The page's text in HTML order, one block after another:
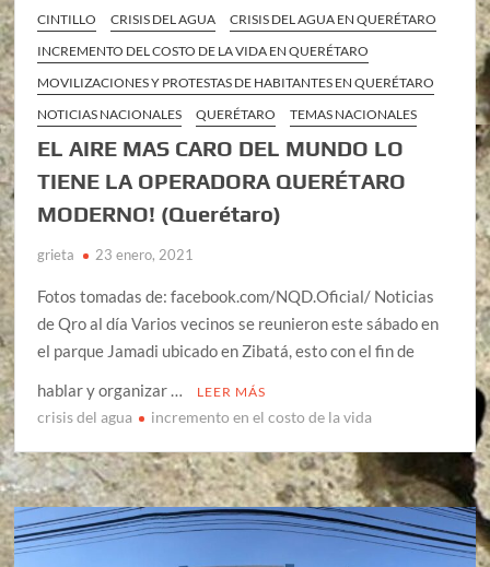
CINTILLO CRISIS DEL AGUA
CRISIS DEL AGUA EN QUERÉTARO
INCREMENTO DEL COSTO DE LA VIDA EN QUERÉTARO
MOVILIZACIONES Y PROTESTAS DE HABITANTES EN QUERÉTARO
NOTICIAS NACIONALES
QUERÉTARO TEMAS NACIONALES
EL AIRE MAS CARO DEL MUNDO LO
TIENE LA OPERADORA QUERÉTARO
MODERNO! (Querétaro)
grieta 23 enero, 2021
Fotos tomadas de: facebook.com/NQD.Oficial/ Noticias
de Qro al día Varios vecinos se reunieron este sábado en
el parque Jamadi ubicado en Zibatá, esto con el fin de
hablar y organizar …
LEER MÁS
crisis del agua incremento en el costo de la vida